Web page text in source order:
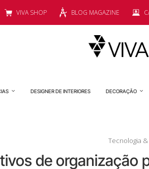
VIVA SHOP BLOG MAGAZINE
DESIGNER DE INTERIORES DECORAÇÃO
Tecnologia
de organização